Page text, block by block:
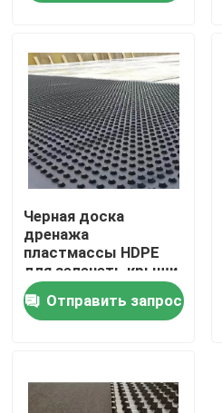
О нас
Путешествие фабрики
Проверка качества
Спросите цитату
Мембрана Geosynthetic
Черная доска
дренажа
пластмассы HDPE
для зеленеть крыши
Отправить запрос